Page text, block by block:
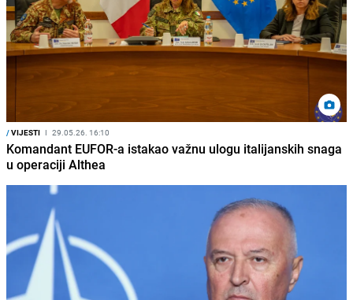
/VIJESTI I 29.05.26. 16:10
Komandant EUFOR-a istakao važnu ulogu italijanskih snaga
u operaciji Althea